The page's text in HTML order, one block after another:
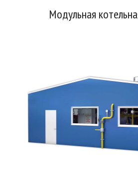
Модульная